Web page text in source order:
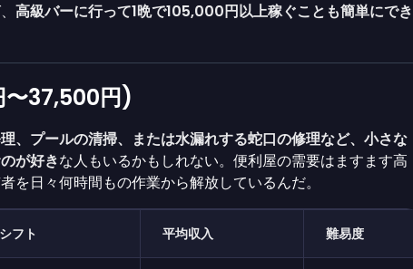
高級バーに行って1晩で105,000円以上稼ぐことも簡単にでき
〜37,500円)
、プールの清掃、または水漏れする蛇口の修理など、小さな
が好きな人もいるかもしれない。便利屋の需要はますます高
を日々何時間もの作業から解放しているんだ。
シフト 平均収入 難易度